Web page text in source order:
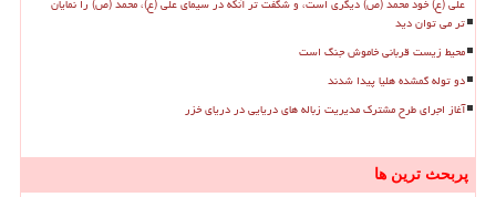
علی (ع) خود محمد (ص) دیگری است، و شگفت تر آنکه در سیمای علی (ع)، محمد (ص) را نمایان
تر می توان دید
محیط زیست قربانی خاموش جنگ است
دو توله گمشده هلیا پیدا شدند
آغاز اجرای طرح مشترک مدیریت زباله های دریایی در دریای خزر
پربحث ترین ها